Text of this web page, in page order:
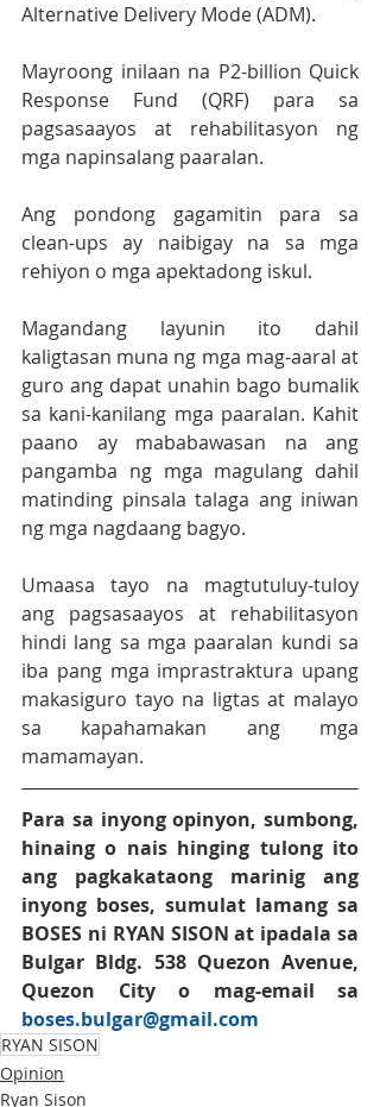
Alternative Delivery Mode (ADM).
Mayroong inilaan na P2-billion Quick
Response Fund (QRF) para sa
pagsasaayos at rehabilitasyon ng
mga napinsalang paaralan.
Ang pondong gagamitin para sa
clean-ups ay naibigay na sa mga
rehiyon o mga apektadong iskul.
Magandang layunin ito dahil
kaligtasan muna ng mga mag-aaral at
guro ang dapat unahin bago bumalik
sa kani-kanilang mga paaralan. Kahit
paano ay mababawasan na ang
pangamba ng mga magulang dahil
matinding pinsala talaga ang iniwan
ng mga nagdaang bagyo.
Umaasa tayo na magtutuluy-tuloy
ang pagsasaayos at rehabilitasyon
hindi lang sa mga paaralan kundi sa
iba pang mga imprastraktura upang
makasiguro tayo na ligtas at malayo
sa kapahamakan ang mga
mamamayan.
Para sa inyong opinyon, sumbong,
hinaing o nais hinging tulong ito
ang pagkakataong marinig ang
BOSES ni RYAN SISON at ipadala sa
Bulgar Bldg. 538 Quezon Avenue,
boses.bulgar@gmail.com
RYAN SISON
Opinion
Ryan Sison